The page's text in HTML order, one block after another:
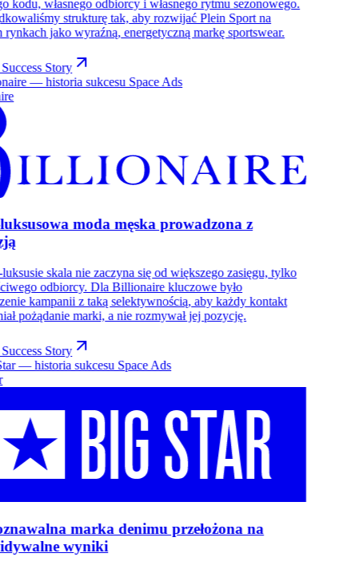
kodu, własnego odbiorcy i własnego rytmu sezonowego.
strukturę tak, aby rozwijać Plein Sport na
rynkach jako wyraźną, energetyczną markę sportswear.
Story
moda męska prowadzona z
skala nie zaczyna się od większego zasięgu, tylko
odbiorcy. Dla Billionaire kluczowe było
kampanii z taką selektywnością, aby każdy kontakt
pożądanie marki, a nie rozmywał jej pozycję.
Story
marka denimu przełożona na
wyniki